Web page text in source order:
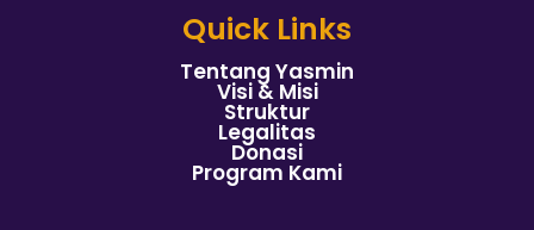
Quick Links
Tentang Yasmin
Visi & Misi
Struktur
Legalitas
Donasi
Program Kami